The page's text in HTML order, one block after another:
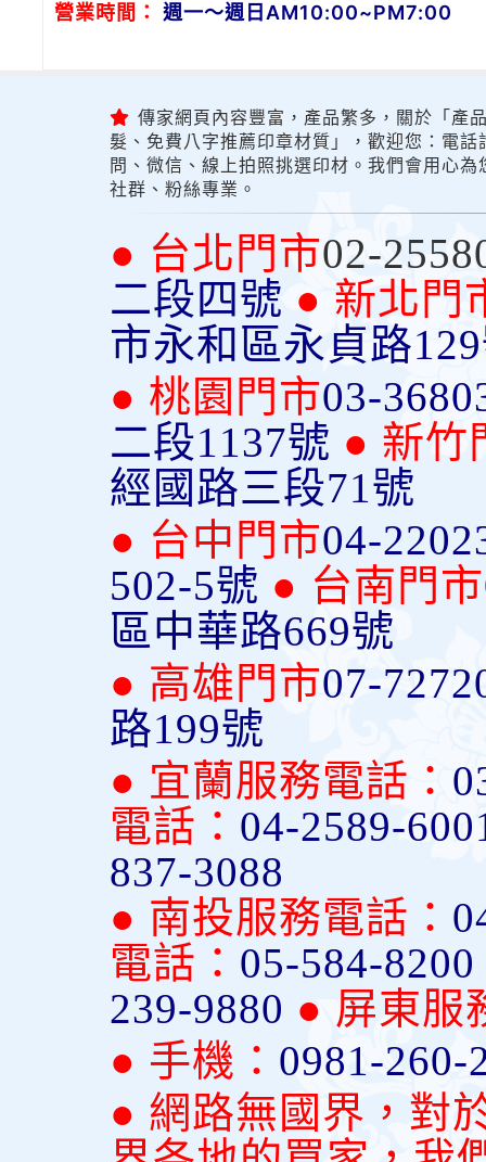
營業時間：
週一～週日AM10:00~PM7:00
傳家網頁內容豐富，產品繁多，關於「產
髮、免費八字推薦印章材質」，歡迎您：電
問、微信、線上拍照挑選印材。我們會用心
社群、粉絲專業。
● 台北門市02-
二段四號 ● 新北門
市永和區永貞路
● 桃園門市03-
二段1137號 ● 新竹
經國路三段71號
● 台中門市04-
502-5號 ● 台南門市
區中華路669號
● 高雄門市07-
路199號
● 宜蘭服務電話：
電話： 04-2589-
837-3088
● 南投服務電話：
電話： 05-584-8200
239-9880 ● 屏東服
● 手機： 0981-260-
● 網路無國界，對